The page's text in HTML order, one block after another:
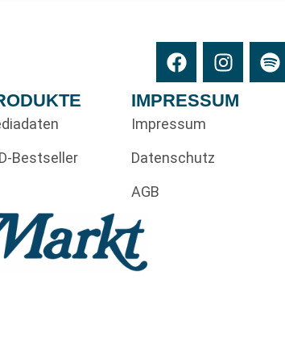
Bestseller
IMPRESSUM
Impressum
Datenschutz
AGB